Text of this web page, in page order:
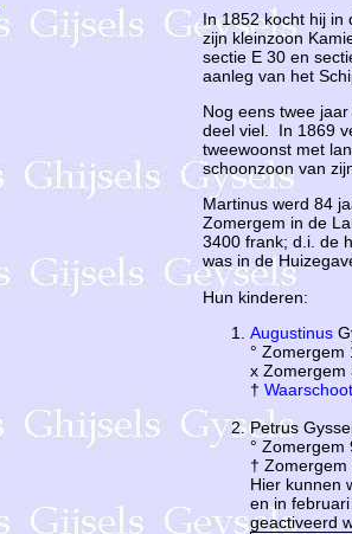
In 1852 kocht hij in
zijn kleinzoon
sectie E 30 en
aanleg van het
Nog eens twee
deel viel. In 1869
tweewoonst met
schoonzoon van
Martinus werd 84
Zomergem in de
3400 frank; d.i. de
was in de
Hun kinderen:
Augustinus
° Zomergem
x Zomergem
†Waarschoot
Petrus
° Zomergem
†
Hier kunnen
en in
geactiveerd